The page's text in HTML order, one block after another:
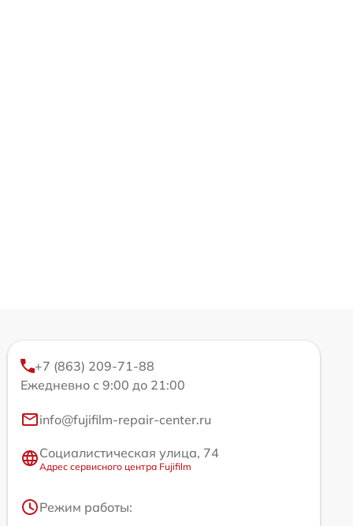
+7 (863) 209-71-88
Ежедневно с 9:00 до 21:00
info@fujifilm-repair-center.ru
Социалистическая улица, 74
Адрес сервисного центра Fujifilm
Режим работы: